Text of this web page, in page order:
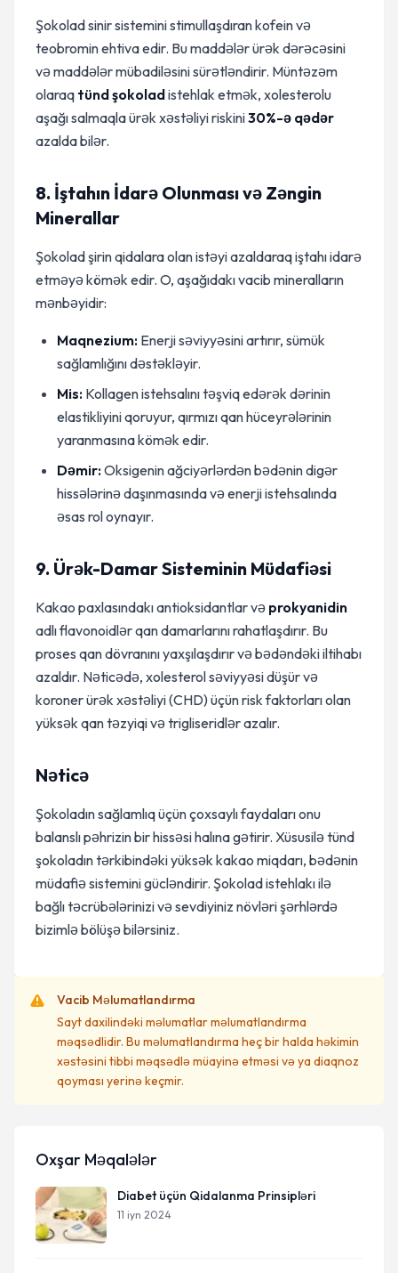
Şokolad sinir sistemini stimullaşdıran kofein və
teobromin ehtiva edir. Bu maddələr ürək dərəcəsini
və maddələr mübadiləsini sürətləndirir. Müntəzəm
olaraq tünd şokoladistehlak etmək, xolesterolu
aşağı salmaqla ürək xəstəliyi riskini30%-ə qədər
azalda bilər.
8. İştahın İdarə Olunması və Zəngin
Minerallar
Şokolad şirin qidalara olan istəyi azaldaraq iştahı idarə
etməyə kömək edir. O, aşağıdakı vacib mineralların
mənbəyidir:
Maqnezium: Enerji səviyyəsini artırır, sümük
sağlamlığını dəstəkləyir.
Mis: Kollagen istehsalını təşviq edərək dərinin
elastikliyini qoruyur, qırmızı qan hüceyrələrinin
yaranmasına kömək edir.
Dəmir:Oksigenin ağciyərlərdən bədənin digər
hissələrinə daşınmasında və enerji istehsalında
əsas rol oynayır.
9. Ürək-Damar Sisteminin Müdafiəsi
Kakao paxlasındakı antioksidantlar və prokyanidin
adlı flavonoidlər qan damarlarını rahatlaşdırır. Bu
proses qan dövranını yaxşılaşdırır və bədəndəki iltihabı
azaldır. Nəticədə, xolesterol səviyyəsi düşür və
koroner ürək xəstəliyi (CHD) üçün risk faktorları olan
yüksək qan təzyiqi və trigliseridlər azalır.
Nəticə
Şokoladın sağlamlıq üçün çoxsaylı faydaları onu
balanslı pəhrizin bir hissəsi halına gətirir. Xüsusilə tünd
şokoladın tərkibindəki yüksək kakao miqdarı, bədənin
müdafiə sistemini gücləndirir. Şokolad istehlakı ilə
bağlı təcrübələrinizi və sevdiyiniz növləri şərhlərdə
bizimlə bölüşə bilərsiniz.
Vacib Məlumatlandırma
Sayt daxilindəki məlumatlar məlumatlandırma
məqsədlidir. Bu məlumatlandırma heç bir halda həkimin
xəstəsini tibbi məqsədlə müayinə etməsi və ya diaqnoz
qoyması yerinə keçmir.
Oxşar Məqalələr
Diabet üçün Qidalanma Prinsipləri
11 iyn 2024